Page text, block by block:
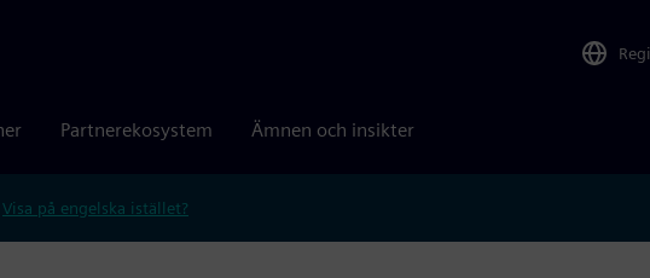
Partnerekosystem Ämnen och insikter
Visa på engelska istället?